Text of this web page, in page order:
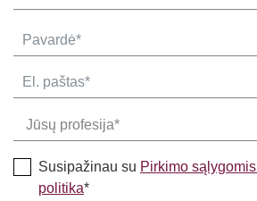
Susipažinau su Pirkimo sąlygomis
politika*